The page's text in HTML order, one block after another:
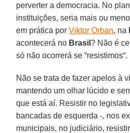
perverter a democracia. No
instituições, seria mais ou
em prática porViktor Orban, na
acontecerá no Brasil? Não é
só não ocorrerá se “resistimos“.
Não se trata de fazer apelos à
mantendo um olhar lúcido e
que está aí. Resistir no
bancadas de esquerda -, nos
municipais, no judiciário,